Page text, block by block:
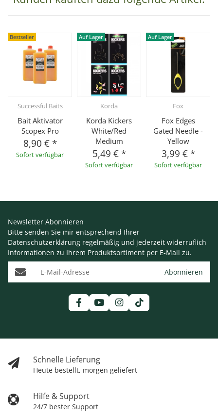
Bestseller
Successful Baits
Bait Aktivator
Scopex Pro
8,90 € *
Sofort verfügbar
Auf Lager
Korda
Korda Kickers
White/Red
Medium
5,49 € *
Sofort verfügbar
Auf Lager
Fox
Fox Edges
Gated Needle -
Yellow
3,99 € *
Sofort verfügbar
Schnelle Lieferung
Heute bestellt, morgen geliefert
Hilfe & Support
24/7 bester Support
Newsletter Abonnieren
Bitte senden Sie mir entsprechend Ihrer
Datenschutzerklärung regelmäßig und jederzeit widerruflich
Informationen zu Ihrem Produktsortiment per E-Mail zu.
E-Mail-Adresse Abonnieren